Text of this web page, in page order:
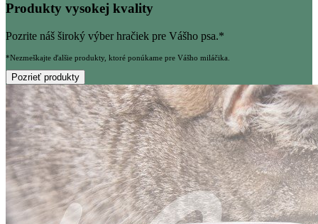
Produkty vysokej kvality
Pozrite náš široký výber hračiek pre Vášho psa.*
*Nezmeškajte ďalšie produkty, ktoré ponúkame pre Vášho miláčika.
Pozrieť produkty